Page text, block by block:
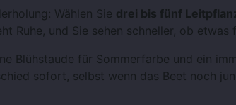
Wählen Sie drei bis fünf
Ruhe, und Sie sehen schneller, ob etwas
Blühstaude für Sommerfarbe und ein
sofort, selbst wenn das Beet noch